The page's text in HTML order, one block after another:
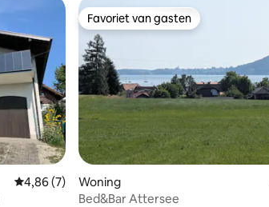
Gemiddelde beoordeling van 4,86 op 5, 7
4,86 (7)
Favoriet van gasten
Favoriet van gasten
Woning
Bed&Bar Attersee